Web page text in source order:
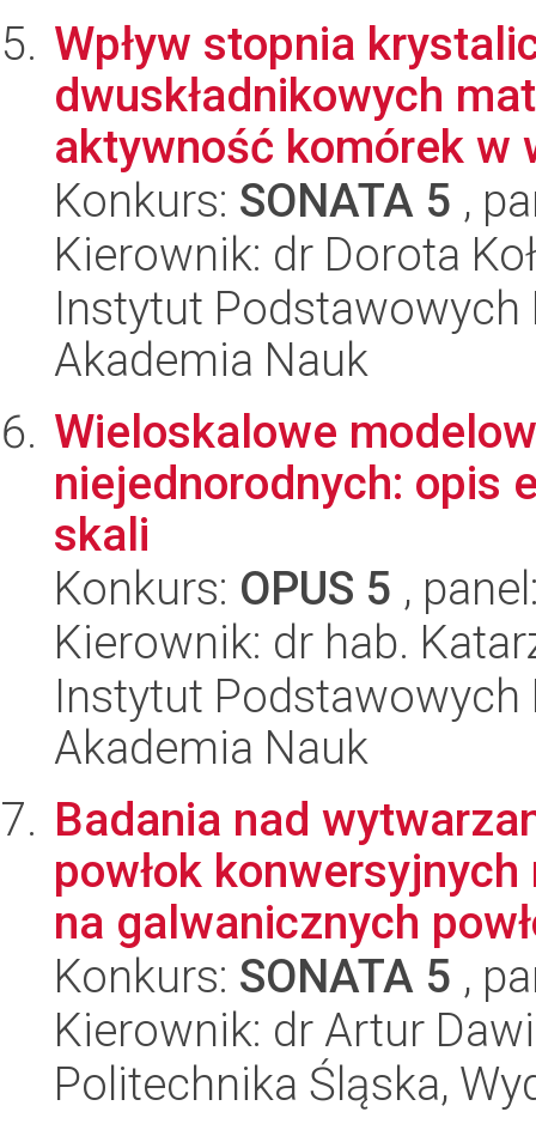
Wpływ stopnia
dwuskładnikowych
aktywność komórek w
Konkurs: SONATA 5 ,
Kierownik: dr Dorota
Instytut
Akademia Nauk
Wieloskalowe
niejednorodnych: opis
skali
Konkurs: OPUS 5 ,
Kierownik: dr hab.
Instytut
Akademia Nauk
Badania nad
powłok
na galwanicznych
Konkurs: SONATA 5 ,
Kierownik: dr Artur
Politechnika Śląska,